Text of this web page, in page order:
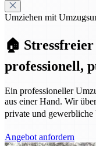
Umziehen mit
🏠
professionell,
Ein professioneller
aus einer Hand. Wir
private und
Angebot anfordern